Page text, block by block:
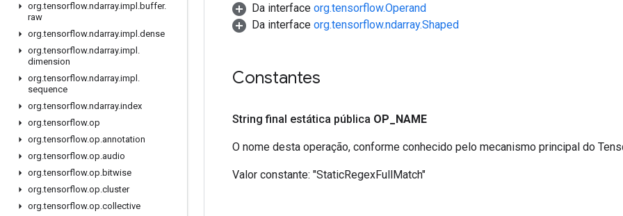
org.tensorflow.ndarray.impl .buffer.
raw
org.tensorflow.ndarray.impl .dense
org.tensorflow.ndarray.impl .
dimension
org.tensorflow.ndarray.impl .
sequence
org.tensorflow.ndarray.index
org.tensorflow.op
org.tensorflow.op.annotation
org.tensorflow.op.audio
org.tensorflow.op.bitwise
org.tensorflow.op.cluster
org.tensorflow.op.collective
Da interface org.tensorflow.Operand
Da interface org.tensorflow.ndarray.Shaped
Constantes
String final estática pública OP NAME
O nome desta operação, conforme conhecido pelo mecanismo principal do
Valor constante: "StaticRegexFullMatch"